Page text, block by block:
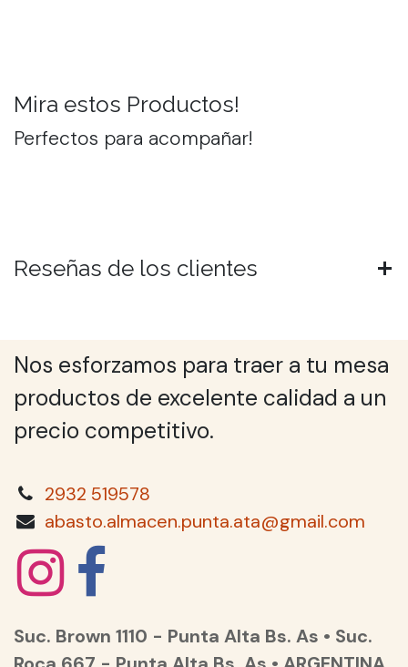
Mira estos Productos!
Perfectos para acompañar!
Reseñas de los clientes
Nos esforzamos para traer a tu mesa
productos de excelente calidad a un
precio competitivo.
2932 519578
abasto.almacen.punta.ata@gmail.com
Suc. Brown 1110 - Punta Alta Bs. As • Suc.